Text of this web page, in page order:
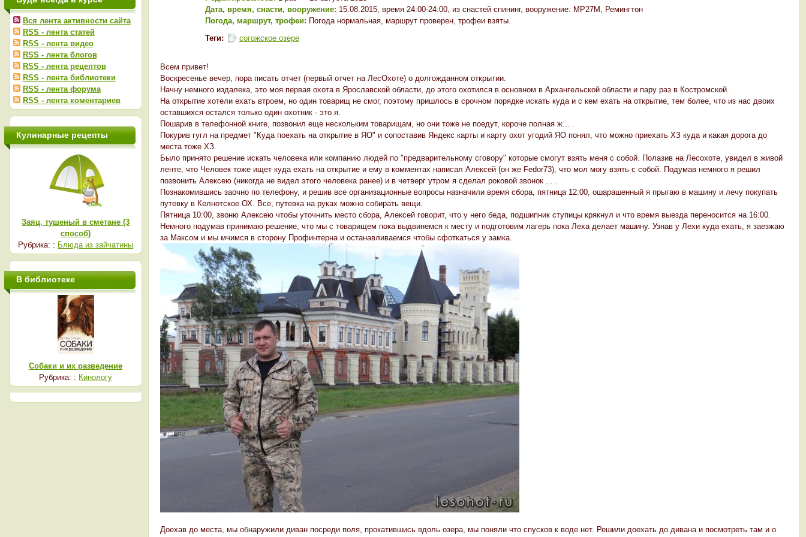
Дата, время, снасти, вооружение: 15.08.2015, время 24:00-24:00, из снастей спининг, вооружение: МР27М, Ремингтон
Погода, маршрут, трофеи: Погода нормальная, маршрут проверен, трофеи взяты.
Теги:
согожское озере
Всем привет!
Воскресенье вечер, пора писать отчет (первый отчет на ЛесОхоте) о долгожданном открытии.
Начну немного издалека, это моя первая охота в Ярославской области, до этого охотился в основном в Архангельской области и пару раз в Костромской.
На открытие хотели ехать втроем, но один товарищ не смог, поэтому пришлось в срочном порядке искать куда и с кем ехать на открытие, тем более, что из нас двоих
оставшихся остался только один охотник - это я.
Пошарив в телефонной книге, позвонил еще нескольким товарищам, но они тоже не поедут, короче полная ж... .
Покурив гугл на предмет "Куда поехать на открытие в ЯО" и сопоставив Яндекс карты и карту охот угодий ЯО понял, что можно приехать ХЗ куда и какая дорога до
места тоже ХЗ.
Было принято решение искать человека или компанию людей по "предварительному сговору" которые смогут взять меня с собой. Полазив на Лесохоте, увидел в живой
ленте, что Человек тоже ищет куда ехать на открытие и ему в комментах написал Алексей (он же Fedor73), что мол могу взять с собой. Подумав немного я решил
позвонить Алексею (никогда не видел этого человека ранее) и в четверг утром я сделал роковой звонок ... .
Познакомившись заочно по телефону, и решив все организационные вопросы назначили время сбора, пятница 12:00, ошарашенный я прыгаю в машину и лечу покупать
путевку в Келнотское ОХ. Все, путевка на руках можно собирать вещи.
Пятница 10:00, звоню Алексею чтобы уточнить место сбора, Алексей говорит, что у него беда, подшипник ступицы крякнул и что время выезда переносится на 16:00.
Немного подумав принимаю решение, что мы с товарищем пока выдвинемся к месту и подготовим лагерь пока Леха делает машину. Узнав у Лехи куда ехать, я заезжаю
за Максом и мы мчимся в сторону Профинтерна и останавливаемся чтобы сфоткаться у замка.
Доехав до места, мы обнаружили диван посреди поля, прокатившись вдоль озера, мы поняли что спусков к воде нет. Решили доехать до дивана и посмотреть там и о
Вся лента активности сайта
RSS - лента статей
RSS - лента видео
RSS - лента блогов
RSS - лента рецептов
RSS - лента библиотеки
RSS - лента форума
RSS - лента коментариев
Кулинарные рецепты
Заяц, тушеный в сметане (3
способ)
Рубрика: : Блюда из зайчатины
В библиотеке
Собаки и их разведение
Рубрика: : Кинологу